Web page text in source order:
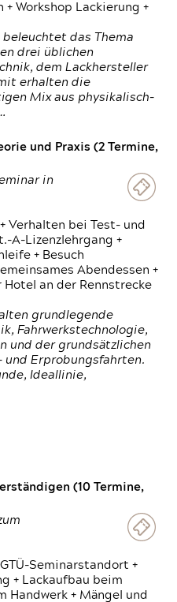
+ Workshop Lackierung +
das Thema
drei üblichen
dem Lackhersteller
erhalten die
Mix aus physikalisch-
und Praxis (2 Termine,
in
Verhalten bei Test- und
A-Lizenzlehrgang +
+ Besuch
Abendessen +
an der Rennstrecke
grundlegende
Fahrwerkstechnologie,
und der grundsätzlichen
und Erprobungsfahrten.
Ideallinie,
(10 Termine,
Seminarstandort +
+ Lackaufbau beim
Handwerk + Mängel und